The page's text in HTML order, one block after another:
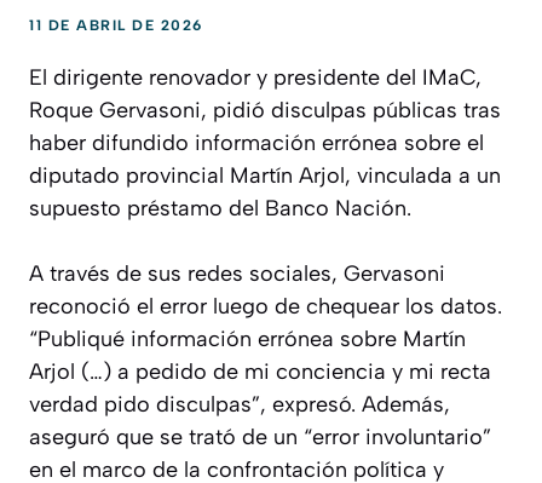
11 DE ABRIL DE 2026
El dirigente renovador y presidente del IMaC,
Roque Gervasoni, pidió disculpas públicas tras
haber difundido información errónea sobre el
diputado provincial Martín Arjol, vinculada a un
supuesto préstamo del Banco Nación.
A través de sus redes sociales, Gervasoni
reconoció el error luego de chequear los datos.
“Publiqué información errónea sobre Martín
Arjol (…) a pedido de mi conciencia y mi recta
verdad pido disculpas”, expresó. Además,
aseguró que se trató de un “error involuntario”
en el marco de la confrontación política y